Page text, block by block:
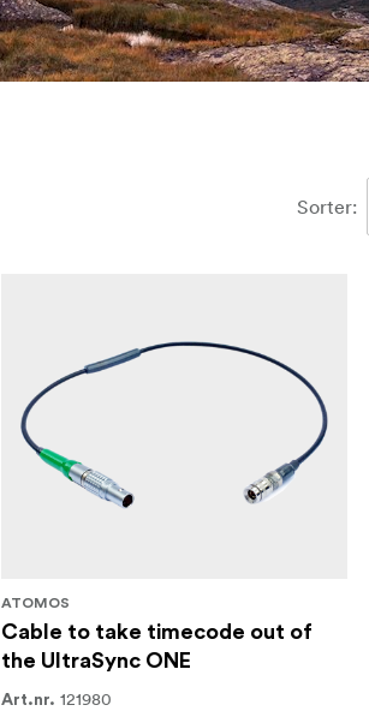
Sorter:
ATOMOS
Cable to take timecode out of
the UltraSync ONE
Art.nr. 121980